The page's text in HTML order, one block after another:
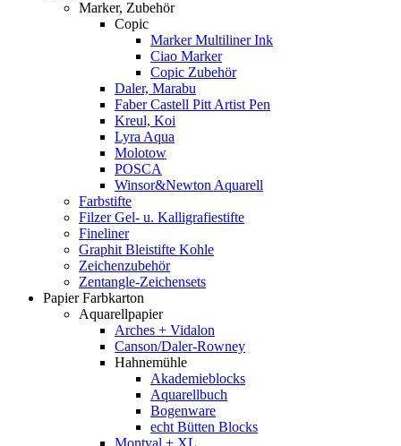
Marker, Zubehör
Copic
Marker Multiliner Ink
Ciao Marker
Copic Zubehör
Daler, Marabu
Faber Castell Pitt Artist Pen
Kreul, Koi
Lyra Aqua
Molotow
POSCA
Winsor&Newton Aquarell
Farbstifte
Filzer Gel- u. Kalligrafiestifte
Fineliner
Graphit Bleistifte Kohle
Zeichenzubehör
Zentangle-Zeichensets
Papier Farbkarton
Aquarellpapier
Arches + Vidalon
Canson/Daler-Rowney
Hahnemühle
Akademieblocks
Aquarellbuch
Bogenware
echt Bütten Blocks
Montval + XL